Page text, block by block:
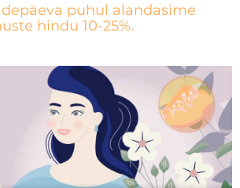
puhul alandasime
hindu 10-25%.